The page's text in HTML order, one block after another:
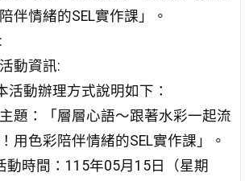
伴情緒的SEL實作課」。
動資訊:
活動辦理方式說明如下：
題：「層層心語～跟著水彩一起流
用色彩陪伴情緒的SEL實作課」。
動時間：115年05月15日（星期